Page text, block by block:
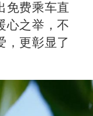
免费乘车直
心之举，不
，更彰显了